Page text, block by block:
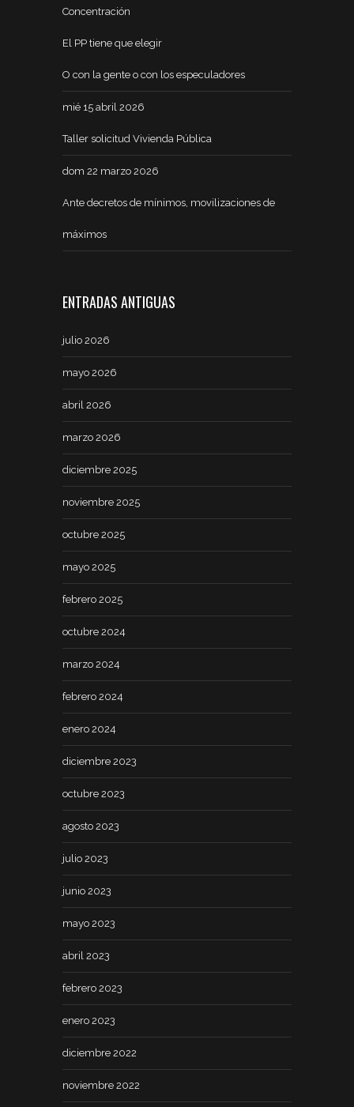
Concentración
El PP tiene que elegir
O con la gente o con los especuladores
mié 15 abril 2026
Taller solicitud Vivienda Pública
dom 22 marzo 2026
Ante decretos de mínimos, movilizaciones de
máximos
ENTRADAS ANTIGUAS
julio 2026
mayo 2026
abril 2026
marzo 2026
diciembre 2025
noviembre 2025
octubre 2025
mayo 2025
febrero 2025
octubre 2024
marzo 2024
febrero 2024
enero 2024
diciembre 2023
octubre 2023
agosto 2023
julio 2023
junio 2023
mayo 2023
abril 2023
febrero 2023
enero 2023
diciembre 2022
noviembre 2022